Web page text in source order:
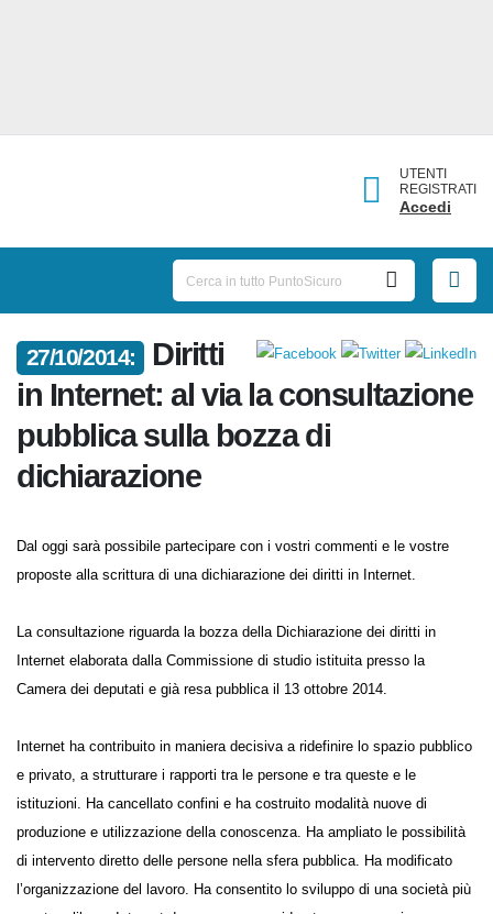
UTENTI
REGISTRATI
Accedi
27/10/2014:
Diritti
in Internet: al via la
consultazione pubblica sulla
bozza di dichiarazione
Dal oggi sarà possibile partecipare con i vostri commenti e le vostre
proposte alla scrittura di una dichiarazione dei diritti in Internet.
La consultazione riguarda la bozza della Dichiarazione dei diritti in
Internet elaborata dalla Commissione di studio istituita presso la
Camera dei deputati e già resa pubblica il 13 ottobre 2014.
Internet ha contribuito in maniera decisiva a ridefinire lo spazio
pubblico e privato, a strutturare i rapporti tra le persone e tra queste e
le istituzioni. Ha cancellato confini e ha costruito modalità nuove di
produzione e utilizzazione della conoscenza. Ha ampliato le possibilità
di intervento diretto delle persone nella sfera pubblica. Ha modificato
l’organizzazione del lavoro. Ha consentito lo sviluppo di una società